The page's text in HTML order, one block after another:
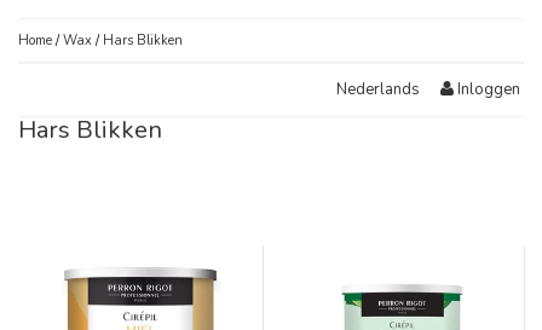
Home /Wax / Hars Blikken
Nederlands Inloggen
Hars Blikken